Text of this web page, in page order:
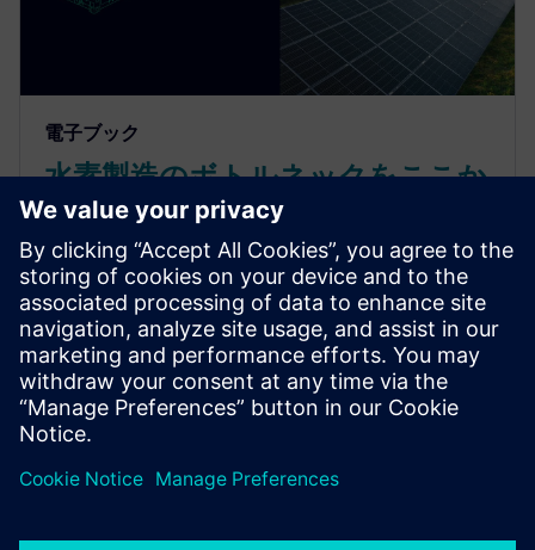
電子ブック
水素製造のボトルネックをここか
ら克服
より迅速に拡張し、よりスマートにイノベーション
を起こします。モジュール式の自動化ソリューショ
ンが、クリーンエネルギーの未来に向けて水素機器
の製造をどのように変革しているかをご覧くださ
い。